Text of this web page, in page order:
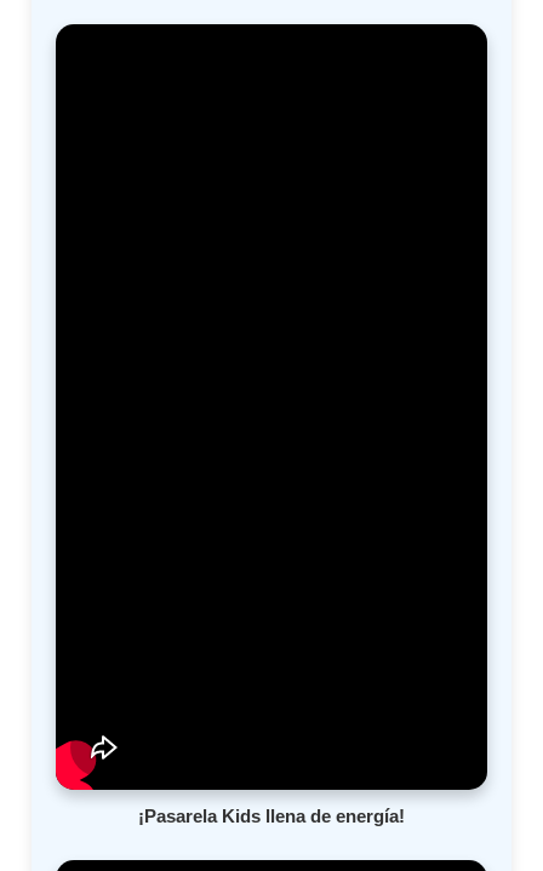
¡Pasarela Kids llena de energía!